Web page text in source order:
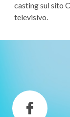
casting sul sito
televisivo.